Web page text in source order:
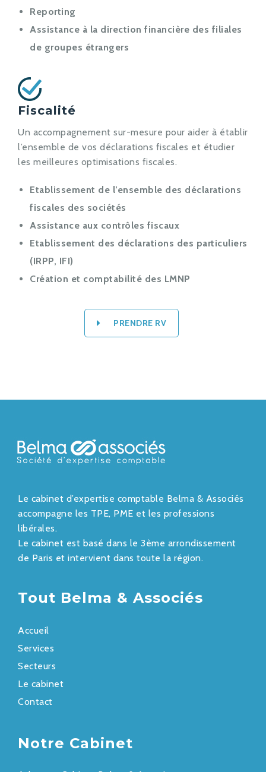
Reporting
Assistance à la direction financière des filiales
de groupes étrangers
Fiscalité
Un accompagnement sur-mesure pour aider à établir
l’ensemble de vos déclarations fiscales et étudier
les meilleures optimisations fiscales.
Etablissement de l’ensemble des déclarations
fiscales des sociétés
Assistance aux contrôles fiscaux
Etablissement des déclarations des particuliers
(IRPP, IFI)
Création et comptabilité des LMNP
PRENDRE RV
Le cabinet d’expertise comptable Belma & Associés
accompagne les TPE, PME et les professions
libérales.
Le cabinet est basé dans le 3ème arrondissement
de Paris et intervient dans toute la région.
Tout Belma & Associés
Accueil
Services
Secteurs
Le cabinet
Contact
Notre Cabinet